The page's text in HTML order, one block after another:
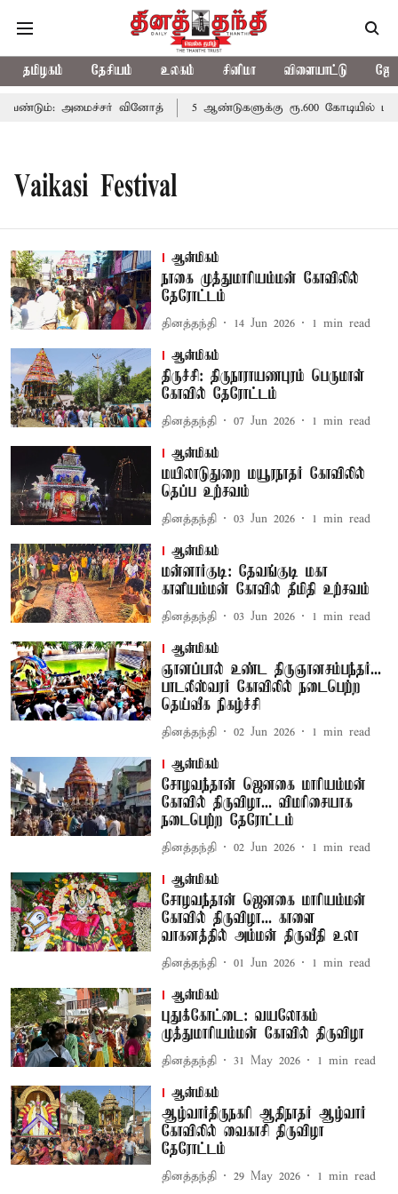
தமிழகம் தேசியம் உலகம் சினிமா விளையாட்டு
அமைச்சர் வினோத் 5 ஆண்டுகளுக்கு ரூ.600 கோடியில்
Vaikasi Festival
ஆன்மிகம்
நாகை முத்துமாரியம்மன் கோவிலில்
தேரோட்டம்
தினத்தந்தி 14 Jun 2026 1 min read
ஆன்மிகம்
திருச்சி: திருநாராயணபுரம் பெருமாள்
கோவில் தேரோட்டம்
தினத்தந்தி 07 Jun 2026 1 min read
ஆன்மிகம்
மயிலாடுதுறை மயூரநாதர் கோவிலில்
தெப்ப உற்சவம்
தினத்தந்தி 03 Jun 2026 1 min read
ஆன்மிகம்
மன்னார்குடி: தேவங்குடி மகா
காளியம்மன் கோவில் தீமிதி உற்சவம்
தினத்தந்தி 03 Jun 2026 1 min read
ஆன்மிகம்
ஞானப்பால் உண்ட திருஞானசம்பந்தர்...
பாடலீஸ்வரர் கோவிலில் நடைபெற்ற
தெய்வீக நிகழ்ச்சி
தினத்தந்தி 02 Jun 2026 1 min read
ஆன்மிகம்
சோழவந்தான் ஜெனகை மாரியம்மன்
கோவில் திருவிழா... விமரிசையாக
நடைபெற்ற தேரோட்டம்
தினத்தந்தி 02 Jun 2026 1 min read
ஆன்மிகம்
சோழவந்தான் ஜெனகை மாரியம்மன்
கோவில் திருவிழா... காளை
வாகனத்தில் அம்மன் திருவீதி உலா
தினத்தந்தி 01 Jun 2026 1 min read
ஆன்மிகம்
புதுக்கோட்டை: வயலோகம்
முத்துமாரியம்மன் கோவில் திருவிழா
தினத்தந்தி 31 May 2026 1 min read
ஆன்மிகம்
ஆழ்வார்திருநகரி ஆதிநாதர் ஆழ்வார்
கோவிலில் வைகாசி திருவிழா
தேரோட்டம்
தினத்தந்தி 29 May 2026 1 min read